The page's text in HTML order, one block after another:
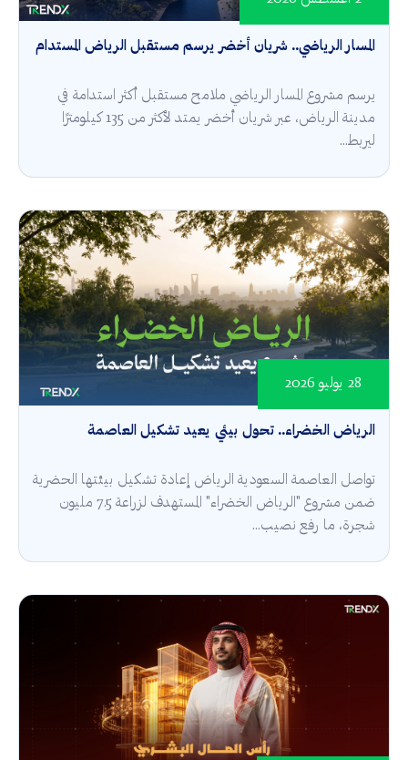
المسار الرياضي.. شريان أخضر يرسم مستقبل الرياض المستدام
يرسم مشروع المسار الرياضي ملامح مستقبل أكثر استدامة في
مدينة الرياض، عبر شريان أخضر يمتد لأكثر من 135 كيلومترًا
ليربط...
الرياض الخضراء.. تحول بيئي يعيد تشكيل العاصمة
28 يوليو 2026
تواصل العاصمة السعودية الرياض إعادة تشكيل بيئتها الحضرية
ضمن مشروع "الرياض الخضراء" المستهدف لزراعة 7.5 مليون
شجرة، ما رفع نصيب...